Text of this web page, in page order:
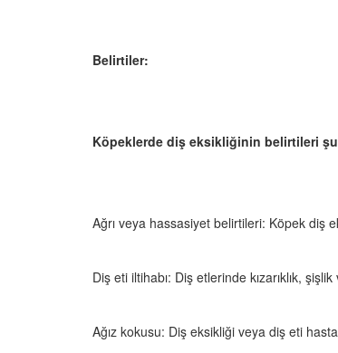
Belirtiler:
Köpeklerde diş eksikliğinin belirtileri
Ağrı veya hassasiyet belirtileri: Köpek diş
Diş eti iltihabı: Diş etlerinde kızarıklık,
Ağız kokusu: Diş eksikliği veya diş eti